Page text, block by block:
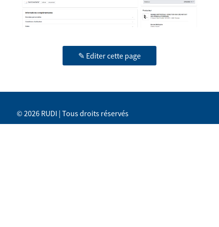
✎ Editer cette page
© 2026 RUDI | Tous droits réservés